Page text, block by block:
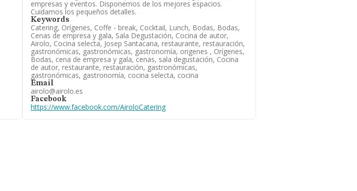
empresas y eventos. Disponemos de los mejores espacios.
Cuidamos los pequeños detalles.
Keywords
Catering, Orígenes, Coffe - break, Cocktail, Lunch, Bodas, Bodas,
Cenas de empresa y gala, Sala Degustación, Cocina de autor,
Airolo, Cocina selecta, Josep Santacana, restaurante, restauración,
gastronómicas, gastronómicas, gastronomía, origenes , Orígenes,
Bodas, cena de empresa y gala, cenas, sala degustación, Cocina
de autor, restaurante, restauración, gastronómicas,
gastronómicas, gastronomía, cocina selecta, cocina
Email
airolo@airolo.es
Facebook
https://www.facebook.com/AiroloCatering